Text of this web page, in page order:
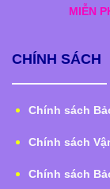
MIỄN
CHÍNH SÁCH
Chính sách
Chính sách
Chính sách